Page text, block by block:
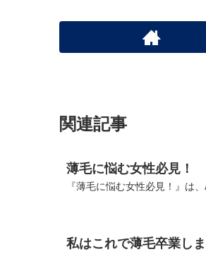
関連記事
薄毛に悩む女性必見！
『薄毛に悩む女性必見！』は
私はこれで薄毛卒業し